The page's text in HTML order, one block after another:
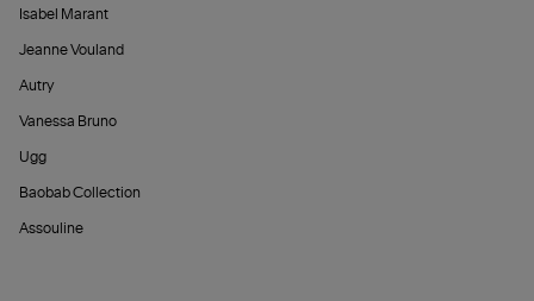
Isabel Marant
Jeanne Vouland
Autry
Vanessa Bruno
Ugg
Baobab Collection
Assouline